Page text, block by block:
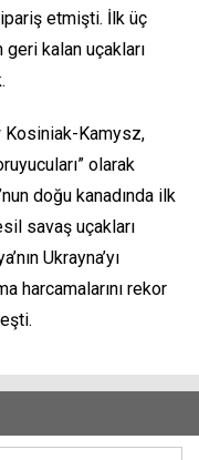
etmişti. İlk üç
geri kalan uçakları
Kosiniak-Kamysz,
olarak
doğu kanadında ilk
savaş uçakları
Ukrayna’yı
harcamalarını rekor